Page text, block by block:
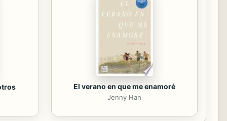
El verano en que me enamoré
Jenny Han